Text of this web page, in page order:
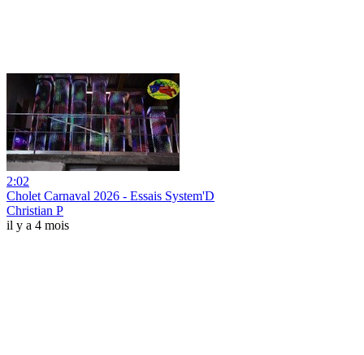
2:02
Cholet Carnaval 2026 - Essais System'D
Christian P
il y a 4 mois